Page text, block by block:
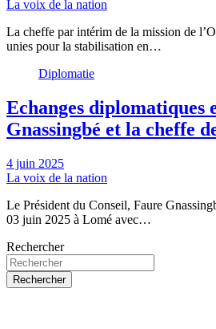
La voix de la nation
La cheffe par intérim de la mission de
unies pour la stabilisation en…
Diplomatie
Echanges diplomatiques
Gnassingbé et la cheffe
4 juin 2025
La voix de la nation
Le Président du Conseil, Faure
03 juin 2025 à Lomé avec…
Rechercher
Rechercher